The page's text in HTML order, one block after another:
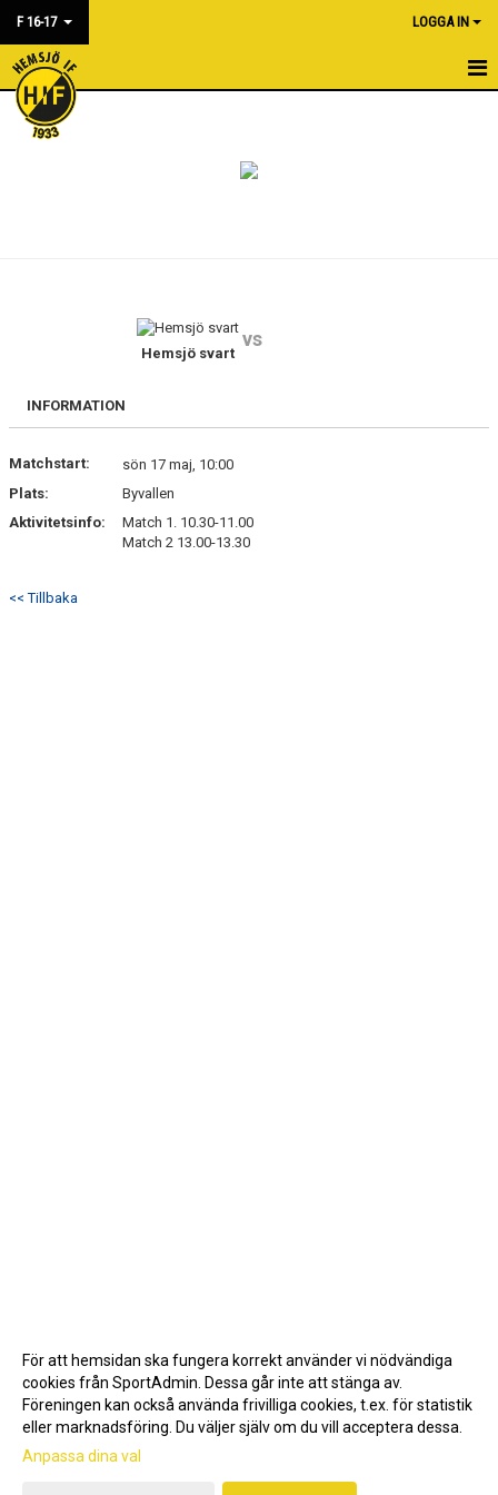
F 16-17 LOGGA IN
HEM
KONTAKT
Hemsjö svart
vs
INFORMATION
Matchstart:
sön 17 maj, 10:00
Plats:
Byvallen
Aktivitetsinfo:
Match 1. 10.30-11.00
Match 2 13.00-13.30
<< Tillbaka
Gå till Webbversion
För att hemsidan ska fungera korrekt använder vi nödvändiga
cookies från SportAdmin. Dessa går inte att stänga av.
Föreningen kan också använda frivilliga cookies, t.ex. för statistik
eller marknadsföring. Du väljer själv om du vill acceptera dessa.
Anpassa dina val